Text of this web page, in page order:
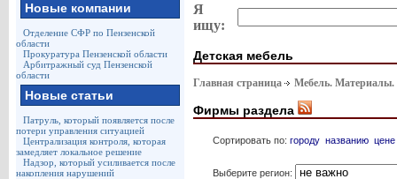
Новые компании
Отделение СФР по Пензенской
области
Прокуратура Пензенской области
Арбитражный суд Пензенской
области
Новые статьи
Патруль, который появляется после
потери управления ситуацией
Централизация контроля, которая
замедляет локальное решение
Надзор, который усиливается после
накопления нарушений
Я
ищу:
Детская мебель
Главная страница Мебель.
Фирмы раздела
Сортировать по: городу названию цене
Выберите регион: